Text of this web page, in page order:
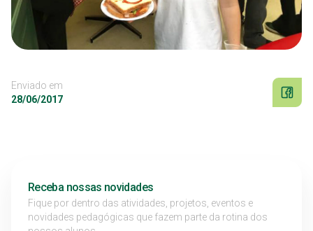
Enviado em
28/06/2017
Receba nossas novidades
Fique por dentro das atividades, projetos, eventos e
novidades pedagógicas que fazem parte da rotina dos